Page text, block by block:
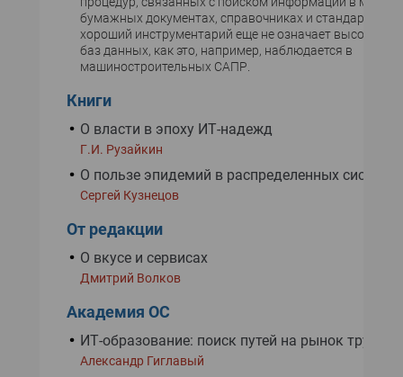
бумажных документах, справочниках и стандартах.
хороший инструментарий еще не означает высокого
баз данных, как это, например, наблюдается в
машиностроительных САПР.
Книги
О власти в эпоху ИТ-надежд
Г.И. Рузайкин
О пользе эпидемий в распределенных
Сергей Кузнецов
От редакции
О вкусе и сервисах
Дмитрий Волков
Академия ОС
ИТ-образование: поиск путей на рынок труда
Александр Гиглавый